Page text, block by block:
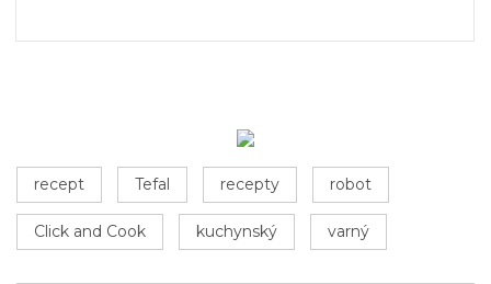
recept Tefal recepty robot
Click and Cook kuchynský varný